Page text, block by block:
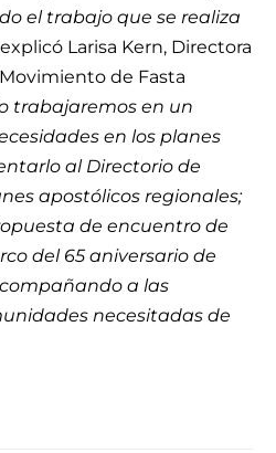
el trabajo que se realiza
Larisa Kern, Directora
de Fasta
trabajaremos en un
en los planes
al Directorio de
apostólicos regionales;
de encuentro de
del 65 aniversario de
a las
necesitadas de